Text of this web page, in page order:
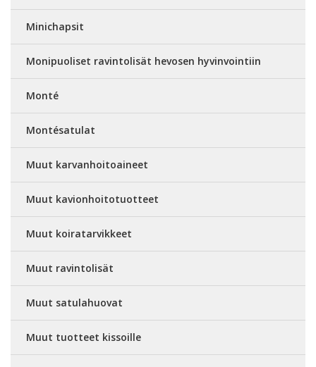
Minichapsit
Monipuoliset ravintolisät hevosen hyvinvointiin
Monté
Montésatulat
Muut karvanhoitoaineet
Muut kavionhoitotuotteet
Muut koiratarvikkeet
Muut ravintolisät
Muut satulahuovat
Muut tuotteet kissoille